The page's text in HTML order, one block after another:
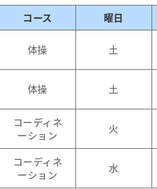
コース 曜日
体操 土
体操 土
コーディネ
ーション
火
コーディネ
ーション
水